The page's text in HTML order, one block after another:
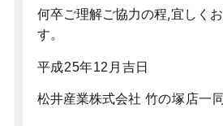
何卒ご理解ご協力の程,宜しく
す。
平成25年12月吉日
松井産業株式会社 竹の塚店一